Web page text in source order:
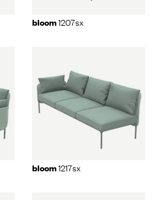
bloom1207sx
bloom1217sx